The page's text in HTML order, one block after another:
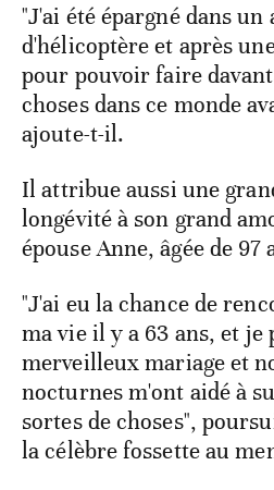
"J'ai été épargné dans un
d'hélicoptère et après
pour pouvoir faire
choses dans ce monde
ajoute-t-il.
Il attribue aussi une
longévité à son grand
épouse Anne, âgée de 97
"J'ai eu la chance de
ma vie il y a 63 ans, et je
merveilleux mariage et
nocturnes m'ont aidé à
sortes de choses",
la célèbre fossette au